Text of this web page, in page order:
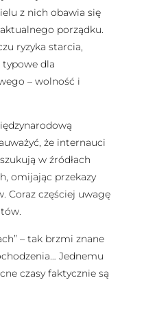
z nich obawia się
porządku.
ryzyka starcia,
typowe dla
– wolność i
że internauci
w źródłach
omijając przekazy
Coraz częściej uwagę
– tak brzmi znane
Jednemu
czasy faktycznie są